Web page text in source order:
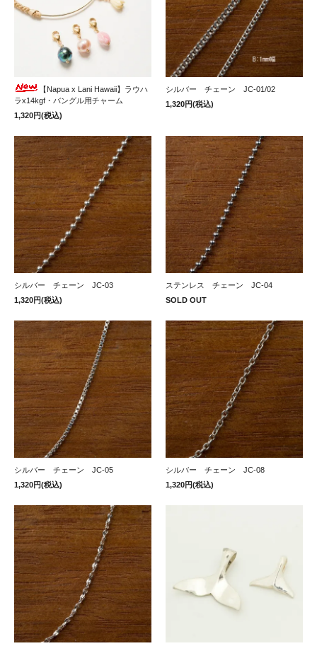
【Napua x Lani Hawaii】ラウハ
ラx14kgf・バングル用チャーム
1,320円(税込)
シルバー チェーン JC-01/02
1,320円(税込)
シルバー チェーン JC-03
1,320円(税込)
ステンレス チェーン JC-04
SOLD OUT
シルバー チェーン JC-05
1,320円(税込)
シルバー チェーン JC-08
1,320円(税込)